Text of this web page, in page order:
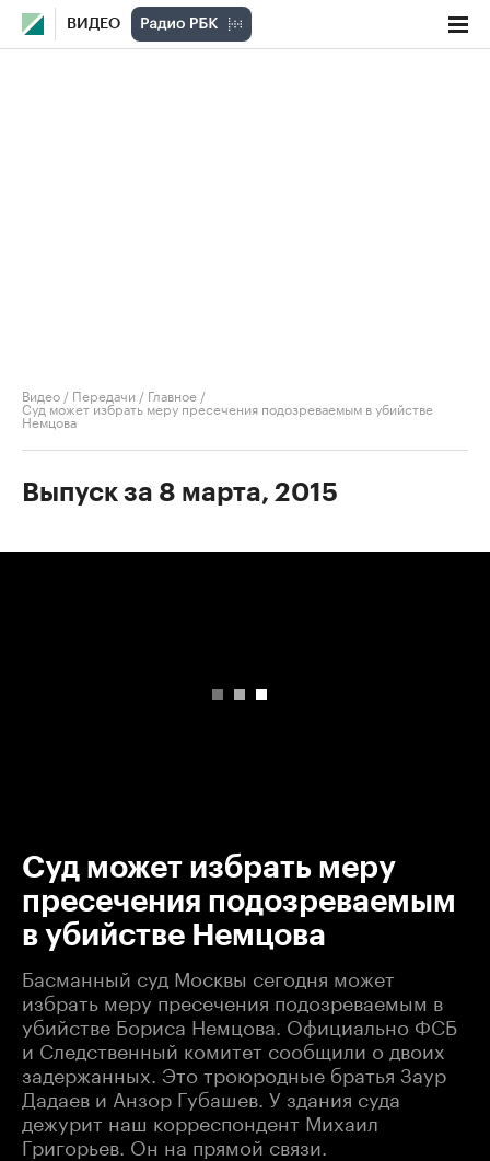
ВИДЕО
Видео / Передачи / Главное /
Суд может избрать меру пресечения подозреваемым в убийстве
Немцова
Выпуск за 8 марта, 2015
Суд может избрать меру
пресечения подозреваемым
в убийстве Немцова
Басманный суд Москвы сегодня может
избрать меру пресечения подозреваемым в
убийстве Бориса Немцова. Официально ФСБ
и Следственный комитет сообщили о двоих
задержанных. Это троюродные братья Заур
Дадаев и Анзор Губашев. У здания суда
дежурит наш корреспондент Михаил
Григорьев. Он на прямой связи.